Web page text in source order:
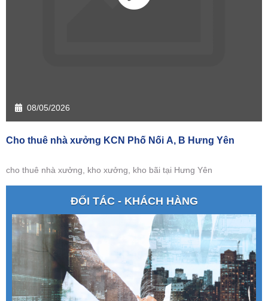
08/05/2026
Cho thuê nhà xưởng KCN Phố Nối A, B Hưng Yên
cho thuê nhà xưởng, kho xưởng, kho bãi tại Hưng Yên
ĐỐI TÁC - KHÁCH HÀNG